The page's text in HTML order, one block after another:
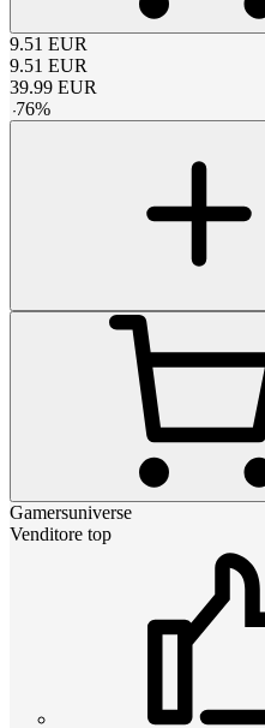
9.51 EUR
9.51 EUR
39.99 EUR
-76%
Gamersuniverse
Venditore top